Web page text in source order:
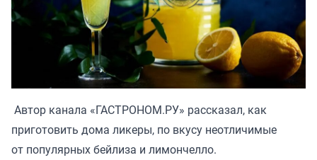
Автор канала «ГАСТРОНОМ.РУ» рассказал, как
приготовить дома ликеры, по вкусу неотличимые
от популярных бейлиза и лимончелло.